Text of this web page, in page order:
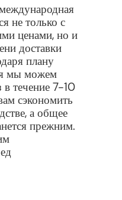
не только с
ценами, но и
доставки
плану
мы можем
в течение 7-10
сэкономить
а общее
прежним.